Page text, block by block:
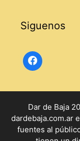
Siguenos
Dar de Baja
dardebaja.com.ar
fuentes al